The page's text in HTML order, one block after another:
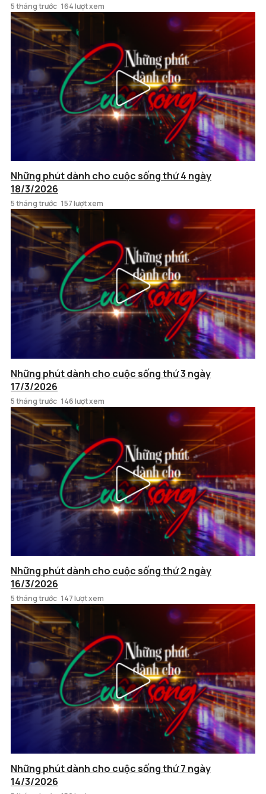
5 tháng trước 164 lượt xem
Những phút dành cho cuộc sống thứ 4 ngày
18/3/2026
5 tháng trước 157 lượt xem
Những phút dành cho cuộc sống thứ 3 ngày
17/3/2026
5 tháng trước 146 lượt xem
Những phút dành cho cuộc sống thứ 2 ngày
16/3/2026
5 tháng trước 147 lượt xem
Những phút dành cho cuộc sống thứ 7 ngày
14/3/2026